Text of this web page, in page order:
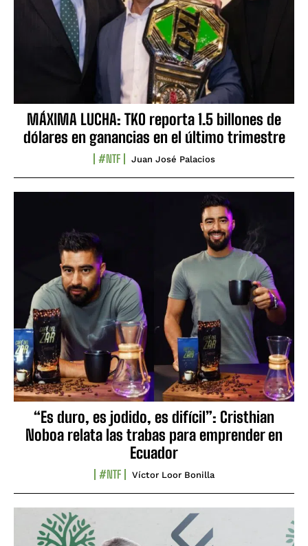
MÁXIMA LUCHA: TKO reporta 1.5 billones de
dólares en ganancias en el último trimestre
#NTF Juan José Palacios
“Es duro, es jodido, es difícil”: Cristhian
Noboa relata las trabas para emprender en
Ecuador
#NTF Víctor Loor Bonilla